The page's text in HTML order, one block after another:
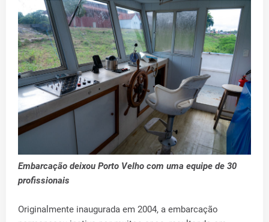
Embarcação deixou Porto Velho com uma equipe de 30
profissionais
Originalmente inaugurada em 2004, a embarcação